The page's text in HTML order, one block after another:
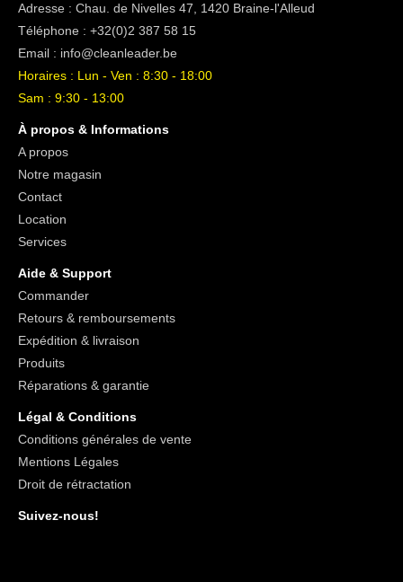
Adresse : Chau. de Nivelles 47, 1420 Braine-l'Alleud
Téléphone : +32(0)2 387 58 15
Email : info@cleanleader.be
Horaires : Lun - Ven : 8:30 - 18:00
Sam : 9:30 - 13:00
À propos & Informations
A propos
Notre magasin
Contact
Location
Services
Aide & Support
Commander
Retours & remboursements
Expédition & livraison
Produits
Réparations & garantie
Légal & Conditions
Conditions générales de vente
Mentions Légales
Droit de rétractation
Suivez-nous!